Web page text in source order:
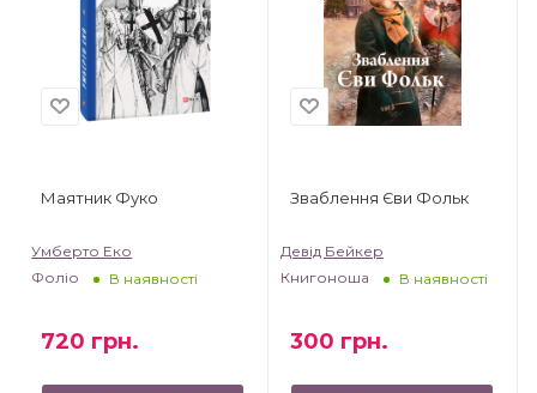
Маятник Фуко
Умберто Еко
Фоліо
В наявності
720 грн.
Зваблення Єви Фольк
Девід Бейкер
Книгоноша
В наявності
300 грн.